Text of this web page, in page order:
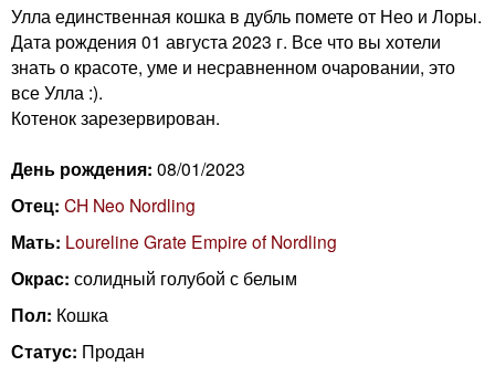
l
i
n
g
C
a
t
n
m
e
u
Улла единственная кошка в дубль помете от Нео и Лоры.
Дата рождения 01 августа 2023 г. Все что вы хотели
знать о красоте, уме и несравненном очаровании, это
все Улла :).
Котенок зарезервирован.
День рождения: 08/01/2023
Отец: CH Neo Nordling
Мать: Loureline Grate Empire of Nordling
Окрас: солидный голубой с белым
Пол: Кошка
Статус: Продан